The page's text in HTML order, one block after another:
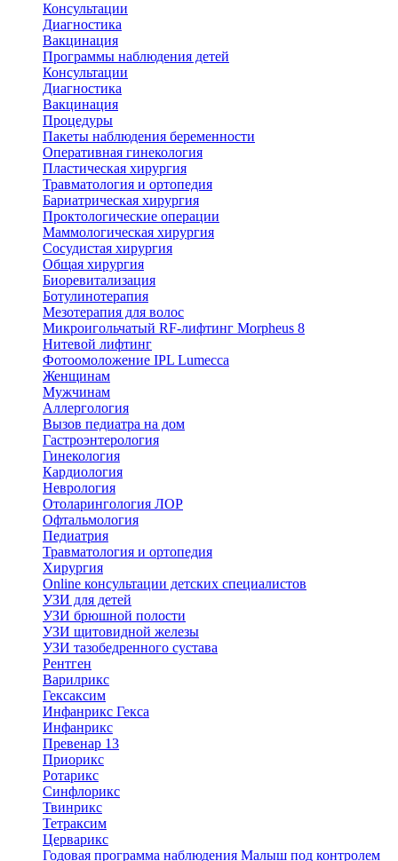
Консультации
Диагностика
Вакцинация
Программы наблюдения детей
Консультации
Диагностика
Вакцинация
Процедуры
Пакеты наблюдения беременности
Оперативная гинекология
Пластическая хирургия
Травматология и ортопедия
Бариатрическая хирургия
Проктологические операции
Маммологическая хирургия
Сосудистая хирургия
Общая хирургия
Биоревитализация
Ботулинотерапия
Мезотерапия для волос
Микроигольчатый RF-лифтинг Morpheus 8
Нитевой лифтинг
Фотоомоложение IPL Lumecca
Женщинам
Мужчинам
Аллергология
Вызов педиатра на дом
Гастроэнтерология
Гинекология
Кардиология
Неврология
Отоларингология ЛОР
Офтальмология
Педиатрия
Травматология и ортопедия
Хирургия
Online консультации детских специалистов
УЗИ для детей
УЗИ брюшной полости
УЗИ щитовидной железы
УЗИ тазобедренного сустава
Рентген
Варилрикс
Гексаксим
Инфанрикс Гекса
Инфанрикс
Превенар 13
Приорикс
Ротарикс
Синфлорикс
Твинрикс
Тетраксим
Церварикс
Годовая программа наблюдения Малыш под контролем